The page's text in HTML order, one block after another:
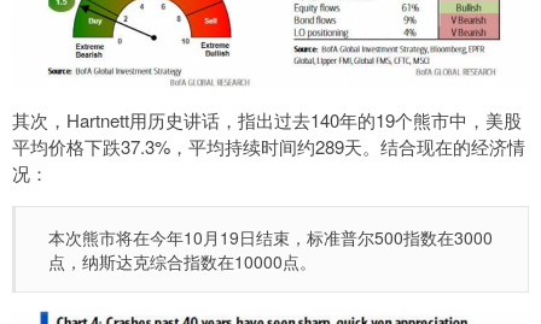
其次，Hartnett用历史讲话，指出过去140年的19个熊市中，美股
平均价格下跌37.3%，平均持续时间约289天。结合现在的经济情
况：
本次熊市将在今年10月19日结束，标准普尔500指数在3000
点，纳斯达克综合指数在10000点。